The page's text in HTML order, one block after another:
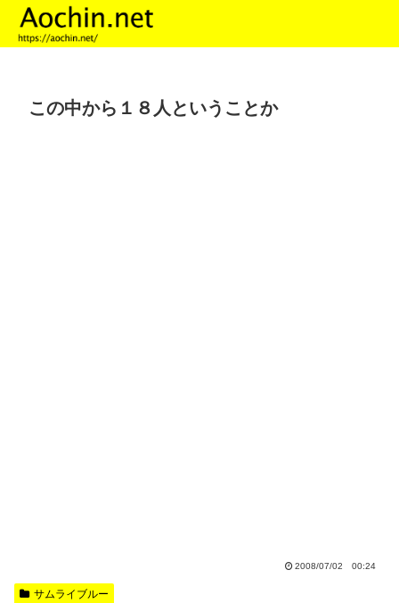
この中から１８人ということか
2008/07/02 00:24
サムライブルー